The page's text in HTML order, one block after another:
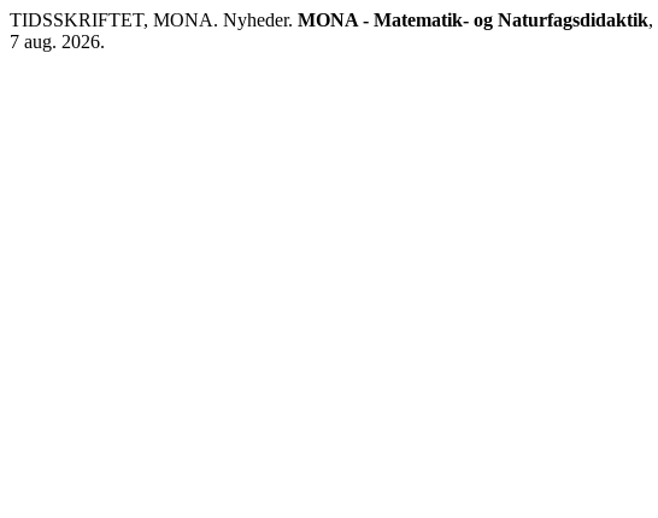
TIDSSKRIFTET, MONA. Nyheder. MONA - Matematik- og Naturfagsdidaktik,
7 aug. 2026.